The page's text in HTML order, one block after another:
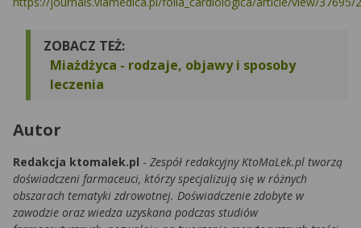
ZOBACZ TEŻ:
Miażdżyca - rodzaje, objawy i sposoby
leczenia
Autor
Redakcja ktomalek.pl - Zespół redakcyjny KtoMaLek.pl tworzą
doświadczeni farmaceuci, którzy specjalizują się w różnych
obszarach tematyki zdrowotnej. Doświadczenie zdobyte w
zawodzie oraz wiedza uzyskana podczas studiów